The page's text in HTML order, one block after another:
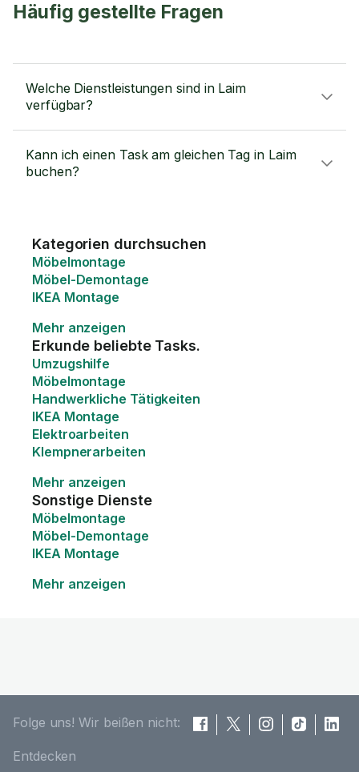
Häufig gestellte Fragen
Welche Dienstleistungen sind in Laim
verfügbar?
Kann ich einen Task am gleichen Tag in Laim
buchen?
Kategorien durchsuchen
Möbelmontage
Möbel-Demontage
IKEA Montage
Mehr anzeigen
Erkunde beliebte Tasks.
Umzugshilfe
Möbelmontage
Handwerkliche Tätigkeiten
IKEA Montage
Elektroarbeiten
Klempnerarbeiten
Mehr anzeigen
Sonstige Dienste
Möbelmontage
Möbel-Demontage
IKEA Montage
Mehr anzeigen
Folge uns! Wir beißen nicht:
Entdecken